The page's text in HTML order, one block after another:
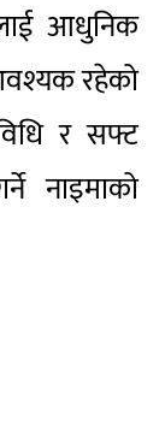
आधुनिक
रहेको
र सफ्ट
नाइमाको